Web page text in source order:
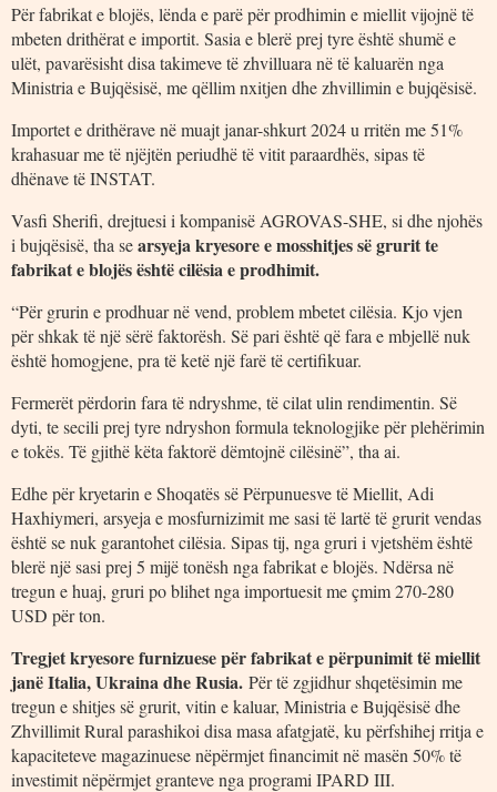
Për fabrikat e blojës, lënda e parë për prodhimin e miellit vijojnë të
mbeten drithërat e importit. Sasia e blerë prej tyre është shumë e
ulët, pavarësisht disa takimeve të zhvilluara në të kaluarën nga
Ministria e Bujqësisë, me qëllim nxitjen dhe zhvillimin e bujqësisë.
Importet e drithërave në muajt janar-shkurt 2024 u rritën me 51%
krahasuar me të njëjtën periudhë të vitit paraardhës, sipas të
dhënave të INSTAT.
Vasfi Sherifi, drejtuesi i kompanisë AGROVAS-SHE, si dhe njohës
i bujqësisë, tha searsyeja kryesore e mosshitjes së grurit te
fabrikat e blojës është cilësia e prodhimit.
“Për grurin e prodhuar në vend, problem mbetet cilësia. Kjo vjen
për shkak të një sërë faktorësh. Së pari është që fara e mbjellë nuk
është homogjene, pra të ketë një farë të certifikuar.
Fermerët përdorin fara të ndryshme, të cilat ulin rendimentin. Së
dyti, te secili prej tyre ndryshon formula teknologjike për plehërimin
e tokës. Të gjithë këta faktorë dëmtojnë cilësinë”, tha ai.
Edhe për kryetarin e Shoqatës së Përpunuesve të Miellit, Adi
Haxhiymeri, arsyeja e mosfurnizimit me sasi të lartë të grurit vendas
është se nuk garantohet cilësia. Sipas tij, nga gruri i vjetshëm është
blerë një sasi prej 5 mijë tonësh nga fabrikat e blojës. Ndërsa në
tregun e huaj, gruri po blihet nga importuesit me çmim 270-280
USD për ton.
Tregjet kryesore furnizuese për fabrikat e përpunimit të miellit
janë Italia, Ukraina dhe Rusia. Për të zgjidhur shqetësimin me
tregun e shitjes së grurit, vitin e kaluar, Ministria e Bujqësisë dhe
Zhvillimit Rural parashikoi disa masa afatgjatë, ku përfshihej rritja e
kapaciteteve magazinuese nëpërmjet financimit në masën 50% të
investimit nëpërmjet granteve nga programi IPARD III.